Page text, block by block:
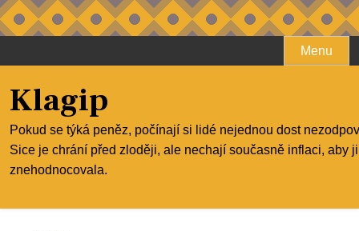
to
Menu
Klagip
Pokud se týká peněz, počínají si lidé nejednou dost
Sice je chrání před zloději, ale nechají současně inflaci, aby
znehodnocovala.